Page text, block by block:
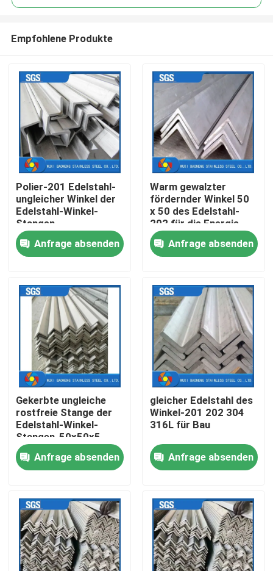
Nach Hause
Über uns
Kontakte
Produkte
Videos
Edelstahl-Metallherstellung
Edelstahlblech-Metall
Edelstahl-nahtloses Rohr
Edelstahl geschweißtes Rohr
Empfohlene Produkte
Polier-201 Edelstahl-
ungleicher Winkel der
Edelstahl-Winkel-
Stangen-
150mmx150mmx12mm
Anfrage absenden
Warm gewalzter
fördernder Winkel 50
x 50 des Edelstahl-
202 für die Energie-
Industrie
Anfrage absenden
Gekerbte ungleiche
rostfreie Stange der
Edelstahl-Winkel-
Stangen-50x50x5
SS400
Anfrage absenden
gleicher Edelstahl des
Winkel-201 202 304
316L für Bau
Anfrage absenden